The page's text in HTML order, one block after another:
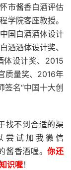
市酱香白酒评估
学院客座教授。
国白酒酒体设计
酒酒体设计奖、
体设计奖、2015
质量奖、2016年
签名“中国十大创
找不到合适的渠
尝试加我微信
酱香酒喔。你还
识喔！